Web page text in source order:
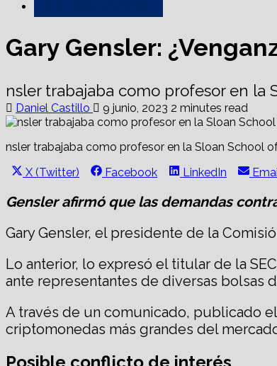
Gary Gensler:
nsler trabajaba como profesor en la
Daniel Castillo 9 junio, 2023 2 minutes read
nsler trabajaba como profesor en la Sloan School
Share
X (Twitter)
Share
Facebook
Share
LinkedIn
Gensler afirmó que las demandas
Gary Gensler, el presidente de la
Lo anterior, lo expresó el titular de la
ante representantes de diversas bolsas
A través de un comunicado, publicado
criptomonedas más grandes del